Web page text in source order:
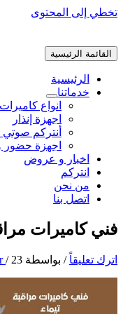
تخطي إلى المحتوى
القائمة الرئيسية
الرئيسية
خدماتنا
انواع
اجهزة إنذار
أنتركم
اجهزة حضور
اخبار و عروض
انتركم
من نحن
اتصل بنا
فني كاميرات
اترك تعليقاً / بواسطة / 23 أبريل، 2020